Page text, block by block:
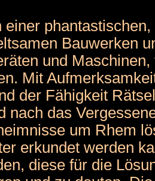
einer
Bauwerken
und
Mit
der Fähigkeit
nach das
um Rhem
erkundet werden
diese für die